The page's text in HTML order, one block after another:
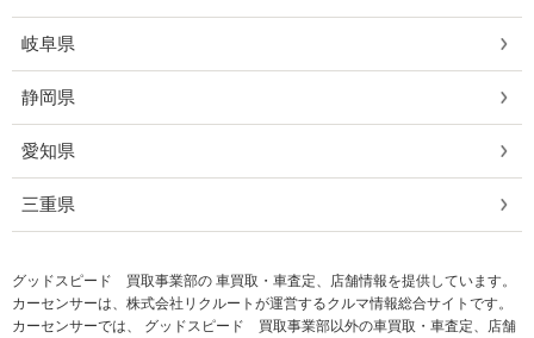
岐阜県
静岡県
愛知県
三重県
グッドスピード 買取事業部の 車買取・車査定、店舗情報を提供しています。
カーセンサーは、株式会社リクルートが運営するクルマ情報総合サイトです。
カーセンサーでは、 グッドスピード 買取事業部以外の車買取・車査定、店舗